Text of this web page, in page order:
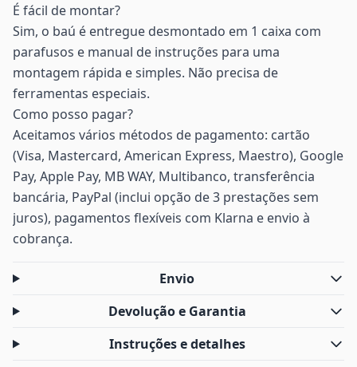
É fácil de montar?
Sim, o baú é entregue desmontado em 1 caixa com
parafusos e manual de instruções para uma
montagem rápida e simples. Não precisa de
ferramentas especiais.
Como posso pagar?
Aceitamos vários métodos de pagamento: cartão
(Visa, Mastercard, American Express, Maestro), Google
Pay, Apple Pay, MB WAY, Multibanco, transferência
bancária, PayPal (inclui opção de 3 prestações sem
juros), pagamentos flexíveis com Klarna e envio à
cobrança.
Envio
Devolução e Garantia
Instruções e detalhes